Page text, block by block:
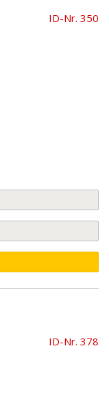
ID-Nr. 350
ID-Nr. 378